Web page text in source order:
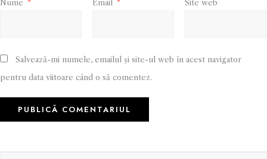
Nume * Email * Site web
Salvează-mi numele, emailul și site-ul web în acest navigator
pentru data viitoare când o să comentez.